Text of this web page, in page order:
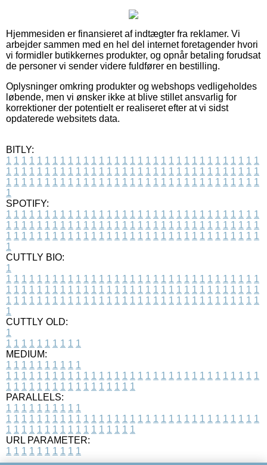
Hjemmesiden er finansieret af indtægter fra reklamer. Vi
arbejder sammen med en hel del internet foretagender hvori
vi formidler butikkernes produkter, og opnår betaling forudsat
de personer vi sender videre fuldfører en bestilling.
Oplysninger omkring produkter og webshops vedligeholdes
løbende, men vi ønsker ikke at blive stillet ansvarlig for
korrektioner der potentielt er realiseret efter at vi sidst
opdaterede websitets data.
BITLY:
1 1 1 1 1 1 1 1 1 1 1 1 1 1 1 1 1 1 1 1 1 1 1 1 1 1 1 1 1 1 1 1 1
1 1 1 1 1 1 1 1 1 1 1 1 1 1 1 1 1 1 1 1 1 1 1 1 1 1 1 1 1 1 1 1 1
1 1 1 1 1 1 1 1 1 1 1 1 1 1 1 1 1 1 1 1 1 1 1 1 1 1 1 1 1 1 1 1 1
1
SPOTIFY:
1 1 1 1 1 1 1 1 1 1 1 1 1 1 1 1 1 1 1 1 1 1 1 1 1 1 1 1 1 1 1 1 1
1 1 1 1 1 1 1 1 1 1 1 1 1 1 1 1 1 1 1 1 1 1 1 1 1 1 1 1 1 1 1 1 1
1 1 1 1 1 1 1 1 1 1 1 1 1 1 1 1 1 1 1 1 1 1 1 1 1 1 1 1 1 1 1 1 1
1
CUTTLY BIO:
1
1 1 1 1 1 1 1 1 1 1 1 1 1 1 1 1 1 1 1 1 1 1 1 1 1 1 1 1 1 1 1 1 1
1 1 1 1 1 1 1 1 1 1 1 1 1 1 1 1 1 1 1 1 1 1 1 1 1 1 1 1 1 1 1 1 1
1 1 1 1 1 1 1 1 1 1 1 1 1 1 1 1 1 1 1 1 1 1 1 1 1 1 1 1 1 1 1 1 1
1
CUTTLY OLD:
1
1 1 1 1 1 1 1 1 1 1
MEDIUM:
1 1 1 1 1 1 1 1 1 1
1 1 1 1 1 1 1 1 1 1 1 1 1 1 1 1 1 1 1 1 1 1 1 1 1 1 1 1 1 1 1 1 1
1 1 1 1 1 1 1 1 1 1 1 1 1 1 1 1 1
PARALLELS:
1 1 1 1 1 1 1 1 1 1
1 1 1 1 1 1 1 1 1 1 1 1 1 1 1 1 1 1 1 1 1 1 1 1 1 1 1 1 1 1 1 1 1
1 1 1 1 1 1 1 1 1 1 1 1 1 1 1 1 1
URL PARAMETER:
1 1 1 1 1 1 1 1 1 1